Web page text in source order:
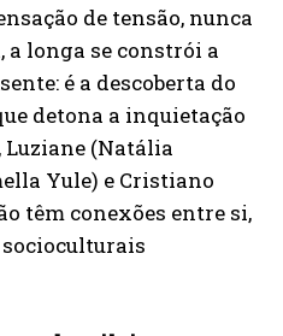
de tensão, nunca
longa se constrói a
é a descoberta do
detona a inquietação
(Natália
Yule) e Cristiano
têm conexões entre si,
socioculturais